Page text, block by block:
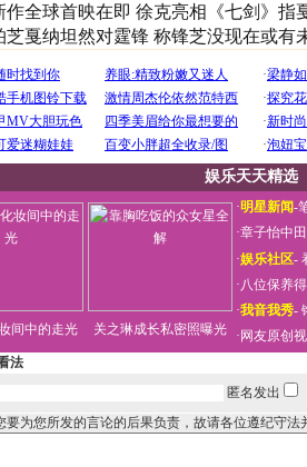
作全球首映在即 徐克亮相《七剑》指
芝戛纳坦然对霆锋 称锋芝没现在或有
娱乐天天精选
间中的走光 关之琳成长私密照曝光
·明星新闻-
·章子怡中
·娱乐社区-
·八位保养
·我音我秀-
· 网友原创
法
匿名发出
要为您所发的言论的后果负责，故请各位遵纪守法